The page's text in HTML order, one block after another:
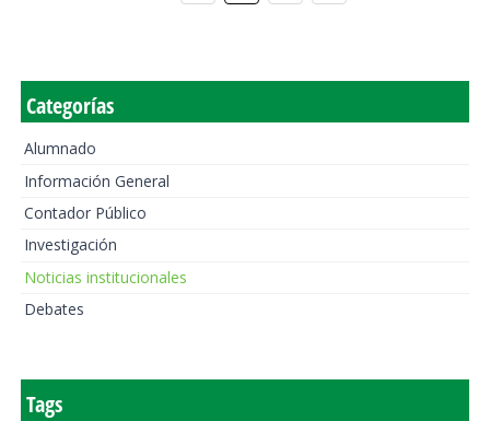
Categorías
Alumnado
Información General
Contador Público
Investigación
Noticias institucionales
Debates
Tags